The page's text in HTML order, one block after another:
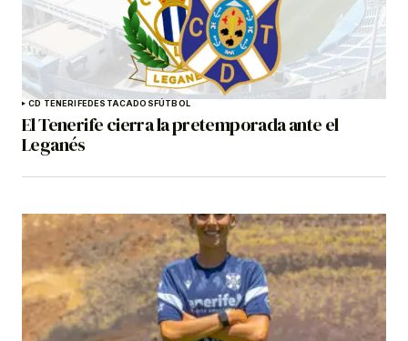
CD TENERIFEDESTACADOSFÚTBOL
El Tenerife cierra la pretemporada ante el
Leganés